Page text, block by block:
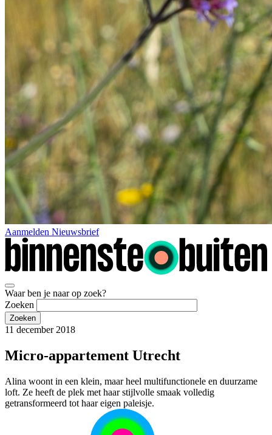
Aanmelden Nieuwsbrief
Waar ben je naar op zoek?
Zoeken
11 december 2018
Micro-appartement Utrecht
Alina woont in een klein, maar heel multifunctionele en duurzame
loft. Ze heeft de plek met haar stijlvolle smaak volledig
getransformeerd tot haar eigen paleisje.